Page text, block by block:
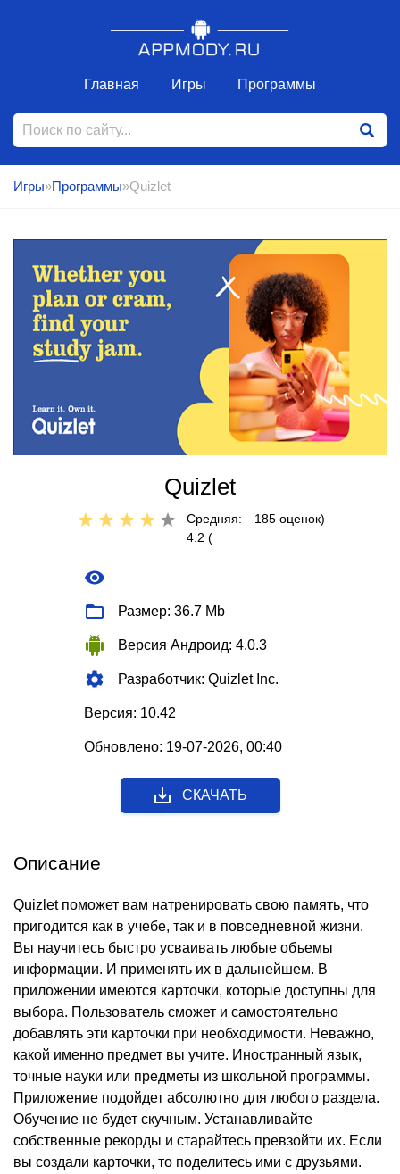
Главная Игры Программы
Игры»Программы»Quizlet
Quizlet
Средняя:
4.2 (
185 оценок)
Размер: 36.7 Mb
Версия Андроид: 4.0.3
Разработчик: Quizlet Inc.
Версия: 10.42
Обновлено: 19-07-2026, 00:40
СКАЧАТЬ
Описание
Quizlet поможет вам натренировать свою память, что
пригодится как в учебе, так и в повседневной жизни.
Вы научитесь быстро усваивать любые объемы
информации. И применять их в дальнейшем. В
приложении имеются карточки, которые доступны для
выбора. Пользователь сможет и самостоятельно
добавлять эти карточки при необходимости. Неважно,
какой именно предмет вы учите. Иностранный язык,
точные науки или предметы из школьной программы.
Приложение подойдет абсолютно для любого раздела.
Обучение не будет скучным. Устанавливайте
собственные рекорды и старайтесь превзойти их. Если
вы создали карточки, то поделитесь ими с друзьями.